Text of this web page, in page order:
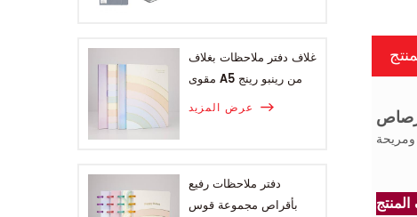
غلاف دفتر ملاحظات بغلاف
مقوى A5 من رينبو رينج
عرض المزيد
دفتر ملاحظات رفيع
بأقراص مجموعة قوس
رصاص